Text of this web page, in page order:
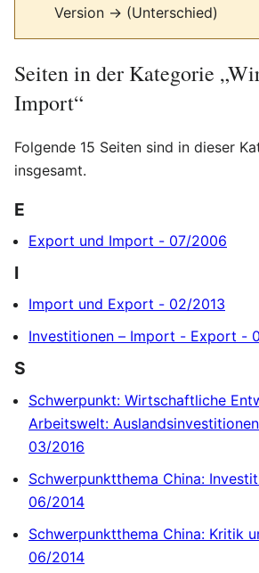
Version → (Unterschied)
Seiten in der Kategorie
Import“
Folgende 15 Seiten sind in dieser
insgesamt.
E
Export und Import - 07/2006
I
Import und Export - 02/2013
Investitionen – Import - Export -
S
Schwerpunkt: Wirtschaftliche
Arbeitswelt:
03/2016
Schwerpunktthema China:
06/2014
Schwerpunktthema China: Kritik
06/2014